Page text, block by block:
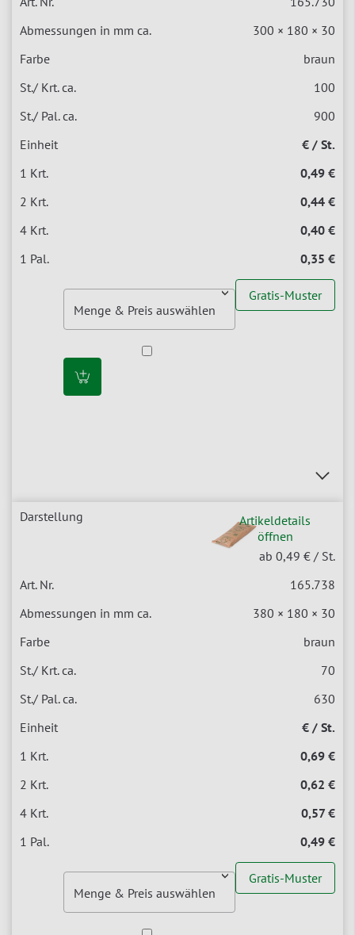
300 × 180 × 30
braun
100
900
€ / St.
0,49 €
0,44 €
0,40 €
0,35 €
Gratis-Muster
Artikeldetails
öffnen
ab 0,49 € / St.
165.738
380 × 180 × 30
braun
70
630
€ / St.
0,69 €
0,62 €
0,57 €
0,49 €
Gratis-Muster